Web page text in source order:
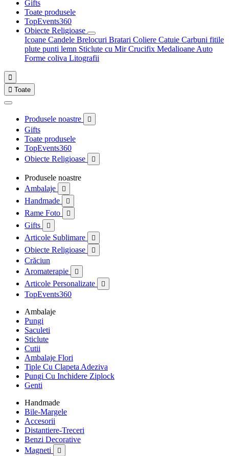
Gifts
Toate produsele
TopEvents360
Obiecte Religioase
Icoane Candele Brelocuri Bratari Coliere Catuie Carbuni fitile
plute punti lemn Sticlute cu MirCrucifix Medalioane Auto
Forme coliva Litografii

 Toate
Produsele noastre 
Gifts
Toate produsele
TopEvents360
Obiecte Religioase

Produsele noastre
Ambalaje

Handmade 
Rame Foto 
Gifts 
Articole Sublimare 
Obiecte Religioase 
Crăciun
Aromaterapie

Articole Personalizate 
TopEvents360
Ambalaje
Pungi
Saculeti
Sticlute
Cutii
Ambalaje Flori
Tiple Cu Clapeta Adeziva
Pungi Cu Inchidere Ziplock
Genti
Handmade
Bile-Margele
Accesorii
Distantiere-Treceri
Benzi Decorative
Magneti
